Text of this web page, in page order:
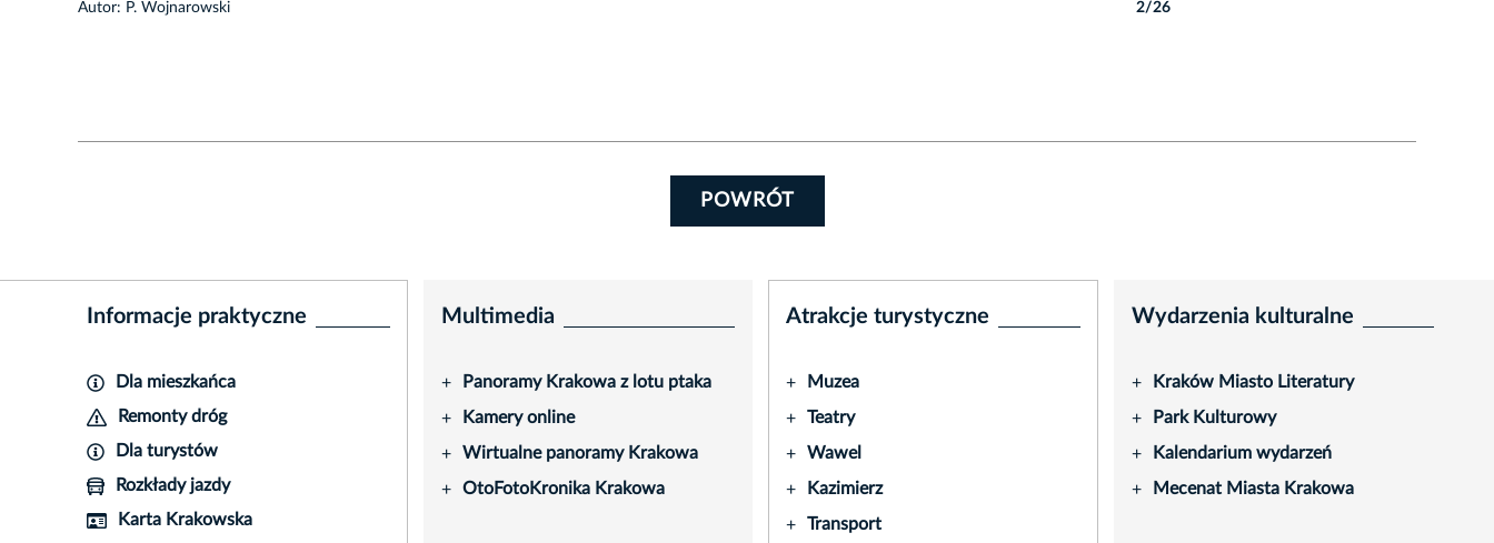
Autor: P. Wojnarowski 2/26
POWRÓT
Informacje praktyczne
Dla mieszkańca
Remonty dróg
Dla turystów
Rozkłady jazdy
Karta Krakowska
Multimedia
+ Panoramy Krakowa z lotu ptaka
+ Kamery online
+ Wirtualne panoramy Krakowa
+ OtoFotoKronika Krakowa
Atrakcje turystyczne
+ Muzea
+ Teatry
+ Wawel
+ Kazimierz
+ Transport
Wydarzenia kulturalne
+ Kraków Miasto Literatury
+ Park Kulturowy
+ Kalendarium wydarzeń
+ Mecenat Miasta Krakowa